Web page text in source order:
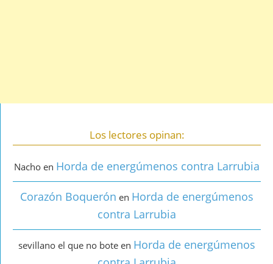
Los lectores opinan:
Nacho en Horda de energúmenos contra Larrubia
Corazón Boquerón en Horda de energúmenos
contra Larrubia
sevillano el que no bote en Horda de energúmenos